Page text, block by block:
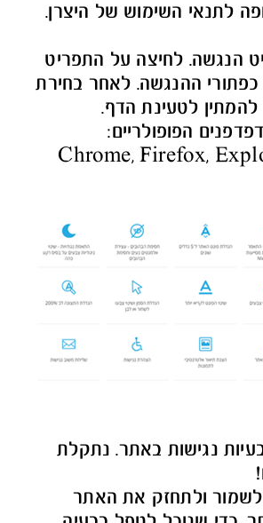
הנגשה. לחיצה על התפריט
ההנגשה. לאחר בחירת
לטעינת הדף.
הפופולריים:
Chrome, Firefox,
נגישות באתר. נתקלת
ולתחזק את האתר